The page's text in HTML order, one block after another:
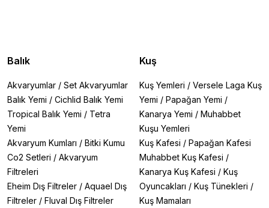
Balık
Akvaryumlar / Set Akvaryumlar
Balık Yemi / Cichlid Balık Yemi
Tropical Balık Yemi / Tetra
Yemi
Akvaryum Kumları / Bitki Kumu
Co2 Setleri / Akvaryum
Filtreleri
Eheim Dış Filtreler / Aquael Dış
Filtreler / Fluval Dış Filtreler
Kuş
Kuş Yemleri / Versele Laga Kuş
Yemi / Papağan Yemi /
Kanarya Yemi / Muhabbet
Kuşu Yemleri
Kuş Kafesi / Papağan Kafesi
Muhabbet Kuş Kafesi /
Kanarya Kuş Kafesi / Kuş
Oyuncakları / Kuş Tünekleri /
Kuş Mamaları